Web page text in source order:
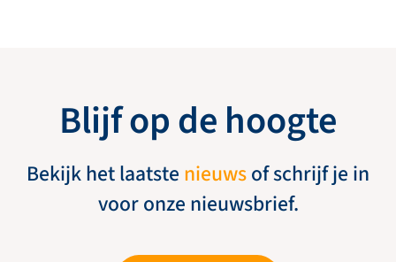
Blijf op de hoogte
Bekijk het laatste nieuwsof schrijf je in
voor onze nieuwsbrief.